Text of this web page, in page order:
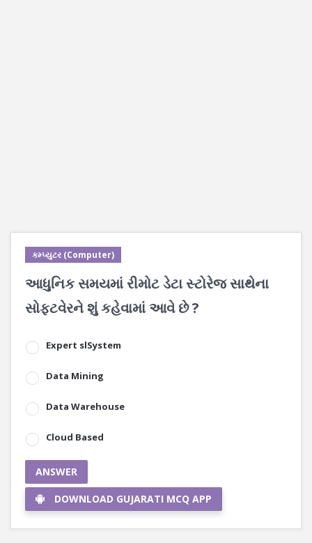
કમ્પ્યુટર (Computer)
આધુનિક સમયમાં રીમોટ ડેટા સ્ટોરેજ સાથેના
સોફ્ટવેરને શું કહેવામાં આવે છે ?
Expert slSystem
Data Mining
Data Warehouse
Cloud Based
ANSWER
DOWNLOAD GUJARATI MCQ APP